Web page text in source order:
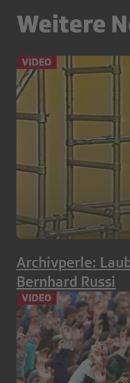
Weitere
Archivperle:
Bernhard Russi